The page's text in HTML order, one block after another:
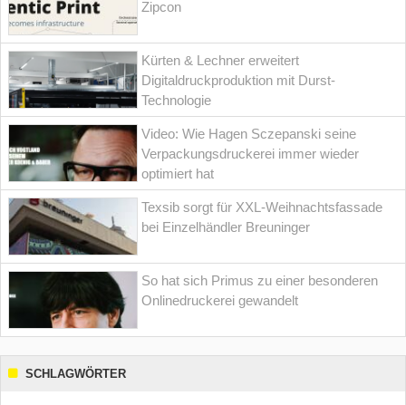
Zipcon
Kürten & Lechner erweitert
Digitaldruckproduktion mit Durst-
Technologie
Video: Wie Hagen Sczepanski seine
Verpackungsdruckerei immer wieder
optimiert hat
Texsib sorgt für XXL-Weihnachtsfassade
bei Einzelhändler Breuninger
So hat sich Primus zu einer besonderen
Onlinedruckerei gewandelt
SCHLAGWÖRTER